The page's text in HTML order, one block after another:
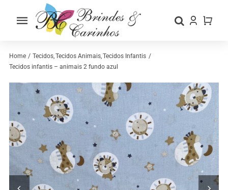
Toggle
Home
Loja
Categorias
Contactos
Home Tecidos Tecidos Animais Tecidos Infantis
Tecidos infantis – animais 2 fundo azul